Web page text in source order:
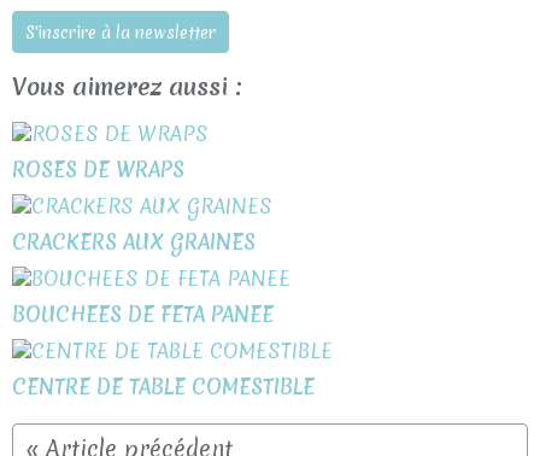
S'inscrire à la newsletter
Vous aimerez aussi :
ROSES DE WRAPS
CRACKERS AUX GRAINES
BOUCHEES DE FETA PANEE
CENTRE DE TABLE COMESTIBLE